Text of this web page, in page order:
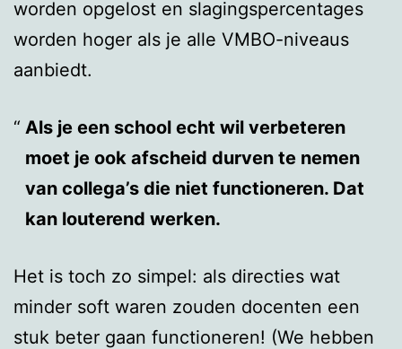
worden opgelost en slagingspercentages
worden hoger als je alle VMBO-niveaus
aanbiedt.
Als je een school echt wil verbeteren
moet je ook afscheid durven te nemen
van collega’s die niet functioneren. Dat
kan louterend werken.
Het is toch zo simpel: als directies wat
minder soft waren zouden docenten een
stuk beter gaan functioneren! (We hebben